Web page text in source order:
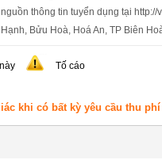
nguồn thông tin tuyển dụng tại
Hạnh, Bửu Hoà, Hoá An, TP Biên
Tố cáo
khi có bất kỳ yêu cầu thu